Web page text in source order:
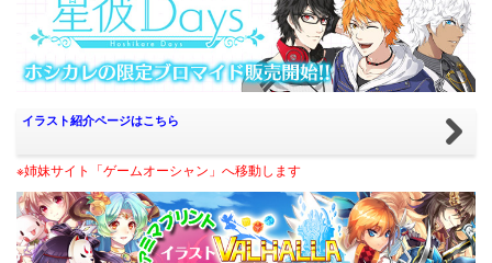
イラスト紹介ページはこちら
※姉妹サイト「ゲームオーシャン」へ移動します